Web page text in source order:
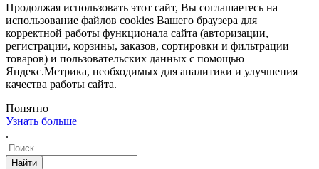
Продолжая использовать этот сайт, Вы соглашаетесь на
использование файлов cookies Вашего браузера для
корректной работы функционала сайта (авторизации,
регистрации, корзины, заказов, сортировки и фильтрации
товаров) и пользовательских данных с помощью
Яндекс.Метрика, необходимых для аналитики и улучшения
качества работы сайта.
Понятно
Узнать больше
.
Найти